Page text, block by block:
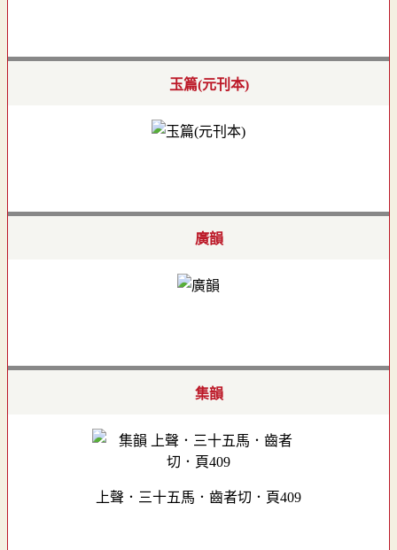
玉篇(元刊本)
廣韻
集韻
上聲．三十五馬．齒者切．頁409